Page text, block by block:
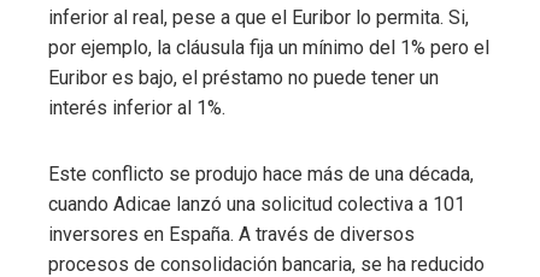
inferior al real, pese a que el Euribor lo permita. Si,
por ejemplo, la cláusula fija un mínimo del 1% pero el
Euribor es bajo, el préstamo no puede tener un
interés inferior al 1%.
Este conflicto se produjo hace más de una década,
cuando Adicae lanzó una solicitud colectiva a 101
inversores en España. A través de diversos
procesos de consolidación bancaria, se ha reducido